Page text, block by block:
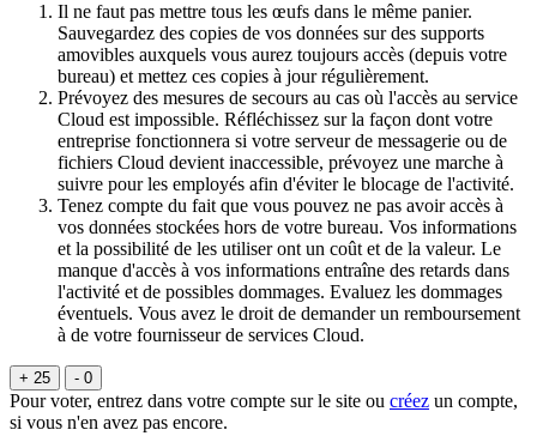
Il ne faut pas mettre tous les œufs dans le même panier.
Sauvegardez des copies de vos données sur des supports
amovibles auxquels vous aurez toujours accès (depuis votre
bureau) et mettez ces copies à jour régulièrement.
Prévoyez des mesures de secours au cas où l'accès au service
Cloud est impossible. Réfléchissez sur la façon dont votre
entreprise fonctionnera si votre serveur de messagerie ou de
fichiers Cloud devient inaccessible, prévoyez une marche à
suivre pour les employés afin d'éviter le blocage de l'activité.
Tenez compte du fait que vous pouvez ne pas avoir accès à
vos données stockées hors de votre bureau. Vos informations
et la possibilité de les utiliser ont un coût et de la valeur. Le
manque d'accès à vos informations entraîne des retards dans
l'activité et de possibles dommages. Evaluez les dommages
éventuels. Vous avez le droit de demander un remboursement
à de votre fournisseur de services Cloud.
+ 25 - 0
Pour voter, entrez dans votre compte sur le site ou créez un compte,
si vous n'en avez pas encore.